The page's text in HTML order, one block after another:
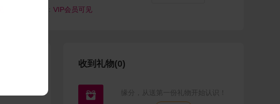
VIP会员可见
收到礼物(0)
 缘分，从送第一份礼物开始认识！